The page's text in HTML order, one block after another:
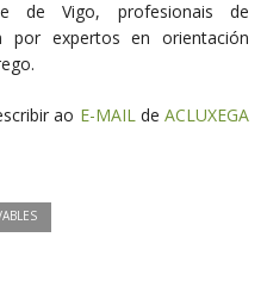
de Vigo, profesionais de
expertos en orientación
ao E-MAIL de ACLUXEGA